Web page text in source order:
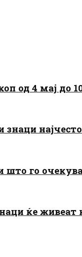
од 4 мај до
знаци
го
ќе